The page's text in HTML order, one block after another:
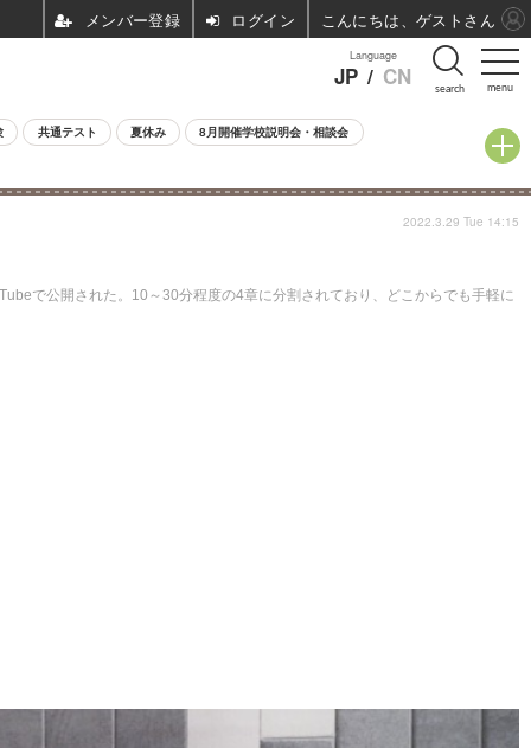
menu
Language
JP / CN search
共通テスト 夏休み 8月開催学校説明会・相談会
で公開された。10～30分程度の4章に分割されており、どこからでも手軽に
2022.3.29 Tue 14:15
ログイン こんにちは、ゲストさん